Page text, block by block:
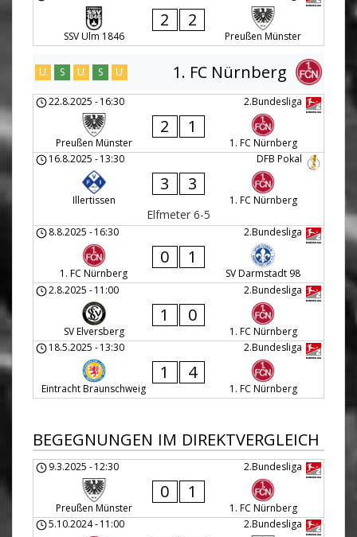
SSV Ulm 1846
2 2
Preußen Münster
1. FC Nürnberg
U S U S U
2.Bundesliga
22.8.2025 -16:30
Preußen Münster
2 1
1. FC Nürnberg
DFB Pokal
16.8.2025 -13:30
Illertissen
3 3
1. FC Nürnberg
Elfmeter 6-5
2.Bundesliga
8.8.2025 -16:30
1. FC Nürnberg
0 1
SV Darmstadt 98
2.Bundesliga
2.8.2025 -11:00
SV Elversberg
1 0
1. FC Nürnberg
2.Bundesliga
18.5.2025 -13:30
Eintracht Braunschweig
1 4
1. FC Nürnberg
BEGEGNUNGEN IM DIREKTVERGLEICH
2.Bundesliga
9.3.2025 -12:30
Preußen Münster
0 1
1. FC Nürnberg
2.Bundesliga
5.10.2024-11:00